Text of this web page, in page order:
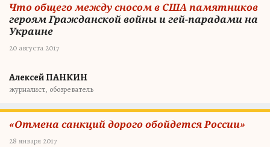
Что общего между сносом в США памятников
героям Гражданской войны и гей-парадами на
Украине
20 августа 2017
Алексей ПАНКИН
журналист, обозреватель
«Отмена санкций дорого обойдется России»
28 января 2017